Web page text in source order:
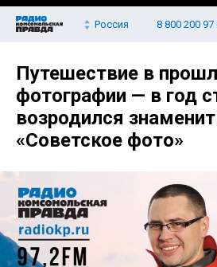
Россия 8 800 200 97
Путешествие в
фотографии — в год
возродился
«Советское фото»